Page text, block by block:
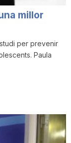
millor
per prevenir
Paula